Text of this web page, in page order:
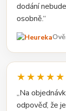
dodání
osobně.“
★★★★★
„Na
odpověď, že